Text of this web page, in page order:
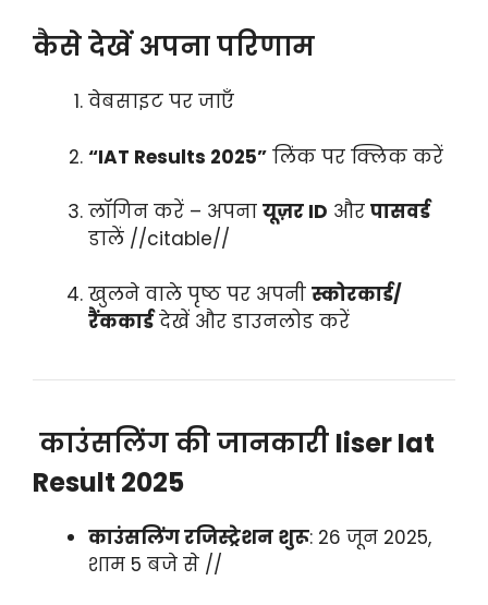
कैसे देखें अपना परिणाम
वेबसाइट पर जाएँ
“IAT Results 2025” लिंक पर क्लिक करें
लॉगिन करें – अपना यूज़र ID और पासवर्ड
डालें //citable//
खुलने वाले पृष्ठ पर अपनी स्कोरकार्ड/
रैंककार्डदेखें और डाउनलोड करें
काउंसलिंग की जानकारी Iiser Iat
Result 2025
काउंसलिंग रजिस्ट्रेशन शुरू: 26 जून 2025,
शाम 5 बजे से //